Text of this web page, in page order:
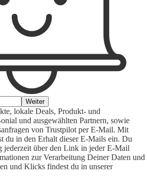
Weiter
lokale Deals, Produkt- und
und ausgewählten Partnern, sowie
von Trustpilot per E-Mail. Mit
in den Erhalt dieser E-Mails ein. Du
jederzeit über den Link in jeder E-Mail
zur Verarbeitung Deiner Daten und
und Klicks findest du in unserer